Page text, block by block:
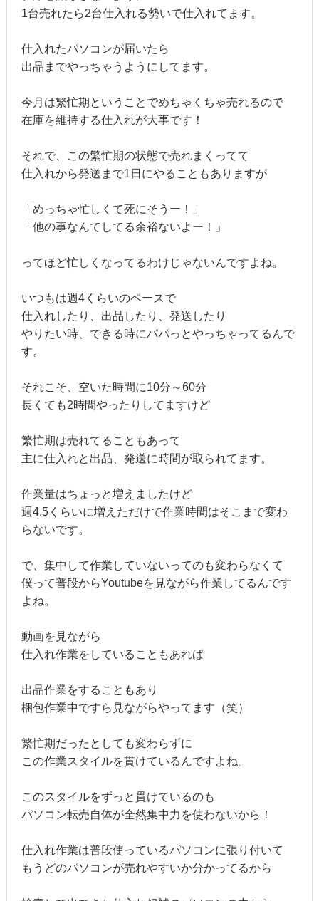
1台売れたら2台仕入れる勢いで仕入れてます。
仕入れたパソコンが届いたら
出品までやっちゃうようにしてます。
今月は繁忙期ということでめちゃくちゃ売れるので
在庫を維持する仕入れが大事です！
それで、この繁忙期の状態で売れまくってて
仕入れから発送まで1日にやることもありますが
「めっちゃ忙しくて死にそうー！」
「他の事なんてしてる余裕ないよー！」
ってほど忙しくなってるわけじゃないんですよね。
いつもは週4くらいのペースで
仕入れしたり、出品したり、発送したり
やりたい時、できる時にパパっとやっちゃってるんで
す。
それこそ、空いた時間に10分～60分
長くても2時間やったりしてますけど
繁忙期は売れてることもあって
主に仕入れと出品、発送に時間が取られてます。
作業量はちょっと増えましたけど
週4.5くらいに増えただけで作業時間はそこまで変わ
らないです。
で、集中して作業していないってのも変わらなくて
僕って普段からYoutubeを見ながら作業してるんです
よね。
動画を見ながら
仕入れ作業をしていることもあれば
出品作業をすることもあり
梱包作業中ですら見ながらやってます（笑）
繁忙期だったとしても変わらずに
この作業スタイルを貫けているんですよね。
このスタイルをずっと貫けているのも
パソコン転売自体が全然集中力を使わないから！
仕入れ作業は普段使っているパソコンに張り付いて
もうどのパソコンが売れやすいか分かってるから